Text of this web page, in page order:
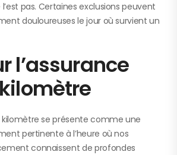
pas. Certaines exclusions peuvent
douloureuses le jour où survient un
l’assurance
kilomètre se présente comme une
pertinente à l’heure où nos
connaissent de profondes